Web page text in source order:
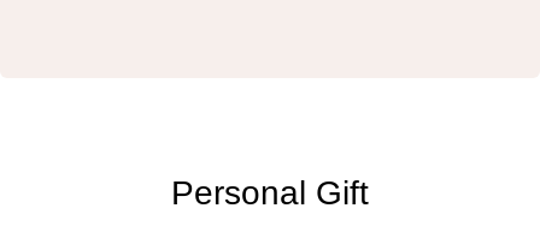
Personal Gift